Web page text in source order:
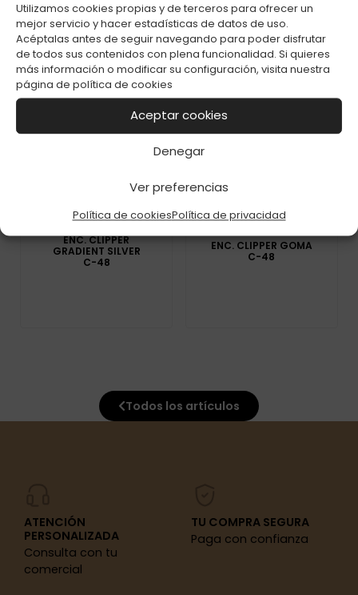
Utilizamos cookies propias y de terceros para ofrecer un
mejor servicio y hacer estadísticas de datos de uso.
Acéptalas antes de seguir navegando para poder disfrutar
de todos sus contenidos con plena funcionalidad. Si quieres
más información o modificar su configuración, visita nuestra
página de política de cookies
Aceptar cookies
Denegar
Ver preferencias
Política de cookiesPolítica de privacidad
ENC. CLIPPER
GRADIENT SILVER
C-48
ENC. CLIPPER GOMA
C-48
Todos los artículos
ATENCIÓN
PERSONALIZADA
Consulta con tu
comercial
TU COMPRA SEGURA
Paga con confianza